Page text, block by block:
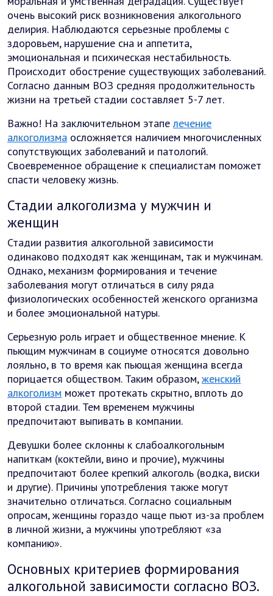
очень высокий риск возникновения алкогольного
делирия. Наблюдаются серьезные проблемы с
здоровьем, нарушение сна и аппетита,
эмоциональная и психическая нестабильность.
Происходит обострение существующих заболеваний.
Согласно данным ВОЗ средняя продолжительность
жизни на третьей стадии составляет 5-7 лет.
Важно! На заключительном этапелечение
алкоголизма осложняется наличием многочисленных
сопутствующих заболеваний и патологий.
Своевременное обращение к специалистам поможет
спасти человеку жизнь.
Стадии алкоголизма у мужчин и
женщин
Стадии развития алкогольной зависимости
одинаково подходят как женщинам, так и мужчинам.
Однако, механизм формирования и течение
заболевания могут отличаться в силу ряда
физиологических особенностей женского организма
и более эмоциональной натуры.
Серьезную роль играет и общественное мнение. К
пьющим мужчинам в социуме относятся довольно
лояльно, в то время как пьющая женщина всегда
порицается обществом. Таким образом,женский
алкоголизм может протекать скрытно, вплоть до
второй стадии. Тем временем мужчины
предпочитают выпивать в компании.
Девушки более склонны к слабоалкогольным
напиткам (коктейли, вино и прочие), мужчины
предпочитают более крепкий алкоголь (водка, виски
и другие). Причины употребления также могут
значительно отличаться. Согласно социальным
опросам, женщины гораздо чаще пьют из-за проблем
в личной жизни, а мужчины употребляют «за
компанию».
Основных критериев формирования
алкогольной зависимости согласно ВОЗ.